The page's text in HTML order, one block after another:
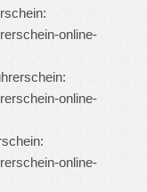
online-
online-
online-